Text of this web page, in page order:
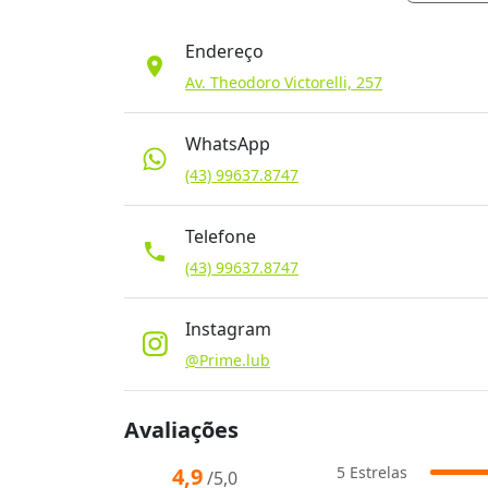
location_on
Endereço
Av. Theodoro Victorelli, 257
WhatsApp
(43) 99637.8747
phone
Telefone
(43) 99637.8747
Instagram
@Prime.lub
Avaliações
4,9/5,0 5 Estrelas